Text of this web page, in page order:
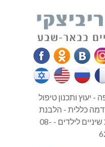
יעוץ ותכנון טיפול
כללית - הלבנת
שיניים ואסתטיקה - רפואת שיניים לילדים - 08-